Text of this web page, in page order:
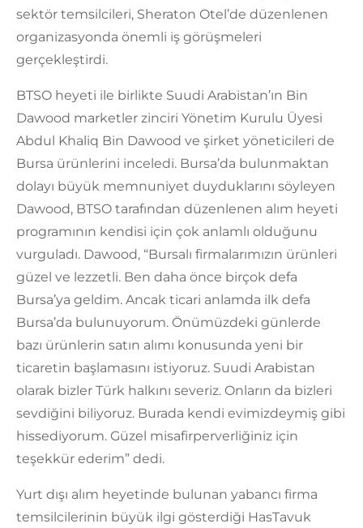
sektör temsilcileri, Sheraton Otel’de düzenlenen
organizasyonda önemli iş görüşmeleri
gerçekleştirdi.
BTSO heyeti ile birlikte Suudi Arabistan’ın Bin
Dawood marketler zinciri Yönetim Kurulu Üyesi
Abdul Khaliq Bin Dawood ve şirket yöneticileri de
Bursa ürünlerini inceledi. Bursa’da bulunmaktan
dolayı büyük memnuniyet duyduklarını söyleyen
Dawood, BTSO tarafından düzenlenen alım heyeti
programının kendisi için çok anlamlı olduğunu
vurguladı. Dawood, “Bursalı firmalarımızın ürünleri
güzel ve lezzetli. Ben daha önce birçok defa
Bursa’ya geldim. Ancak ticari anlamda ilk defa
Bursa’da bulunuyorum. Önümüzdeki günlerde
bazı ürünlerin satın alımı konusunda yeni bir
ticaretin başlamasını istiyoruz. Suudi Arabistan
olarak bizler Türk halkını severiz. Onların da bizleri
sevdiğini biliyoruz. Burada kendi evimizdeymiş gibi
hissediyorum. Güzel misafirperverliğiniz için
teşekkür ederim” dedi.
Yurt dışı alım heyetinde bulunan yabancı firma
temsilcilerinin büyük ilgi gösterdiği HasTavuk